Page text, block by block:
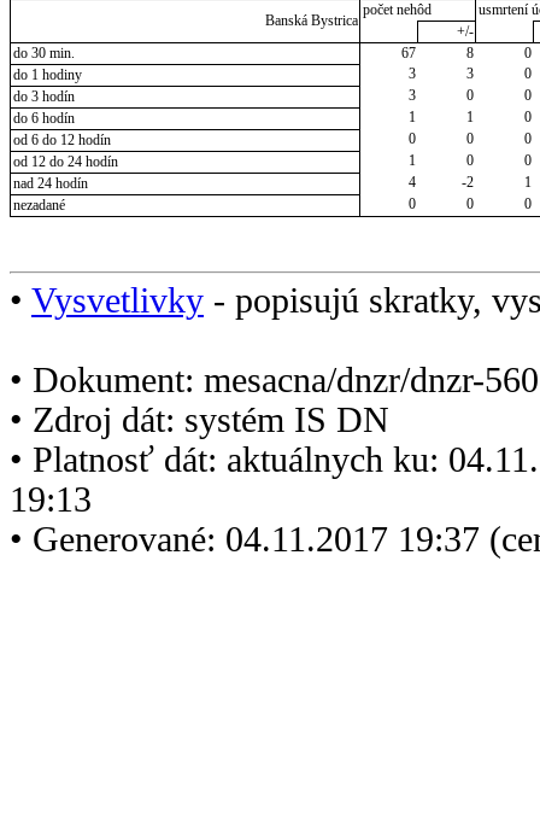
Banská Bystrica
počet nehôd
usmrtení
+/-
do 30 min.
67 8
0
do 1 hodiny
3 3
0
do 3 hodín
3 0
0
do 6 hodín
1 1
0
od 6 do 12 hodín
0 0
0
od 12 do 24 hodín
1 0
0
nad 24 hodín
4 -2
1
nezadané
0 0 0
• Vysvetlivky - popisujú skratky,
• Dokument: mesacna/dnzr/dnzr-
• Zdroj dát: systém IS DN
• Platnosť dát: aktuálnych ku:
19:13
• Generované: 04.11.2017 19:37